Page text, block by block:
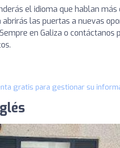
el idioma que hablan
las puertas a nuevas
en Galiza o
gratis para gestionar su